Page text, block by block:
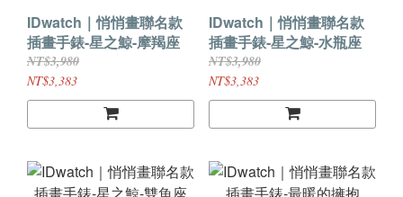
IDwatch｜悄悄畫聯名款
插畫手錶-星之鯨-摩羯座
NT$3,980
NT$3,383
IDwatch｜悄悄畫聯名款
插畫手錶-星之鯨-水瓶座
NT$3,980
NT$3,383